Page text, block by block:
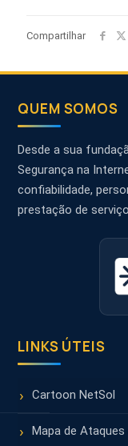
Compartilhar
QUEM SOMOS
Desde a sua
Segurança na
confiabilidade,
prestação de
LINKS ÚTEIS
Cartoon NetSol
Mapa de